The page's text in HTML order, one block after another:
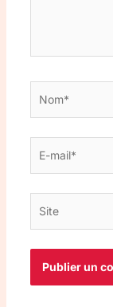
mail*